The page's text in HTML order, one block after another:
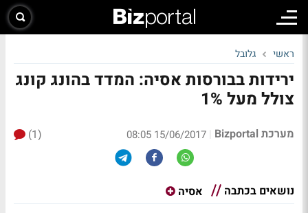
ראשי גלובל
ירידות בבורסות אסיה: המדד בהונג קונג
צולל מעל 1%
מערכת Bizportal |
15/06/2017 08:05
(1)
נושאים בכתבה אסיה